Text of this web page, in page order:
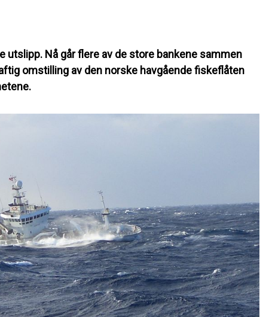
utslipp. Nå går flere av de store bankene sammen
omstilling av den norske havgående fiskeflåten